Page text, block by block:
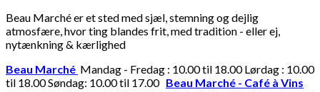
Beau Marché er et sted med sjæl, stemning og dejlig
atmosfære, hvor ting blandes frit, med tradition - eller ej,
nytænkning & kærlighed
Beau Marché Mandag - Fredag : 10.00 til 18.00 Lørdag : 10.00
til 18.00 Søndag: 10.00 til 17.00 Beau Marché - Café à Vins